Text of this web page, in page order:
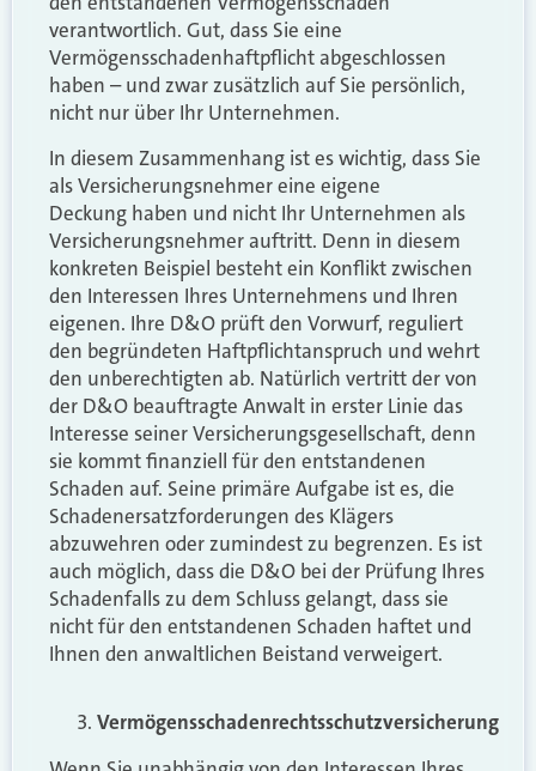
verantwortlich. Gut, dass Sie eine
Vermögensschadenhaftpflicht abgeschlossen
haben – und zwar zusätzlich auf Sie persönlich,
nicht nur über Ihr Unternehmen.
In diesem Zusammenhang ist es wichtig, dass Sie
als Versicherungsnehmer eine eigene
Deckung haben und nicht Ihr Unternehmen als
Versicherungsnehmer auftritt. Denn in diesem
konkreten Beispiel besteht ein Konflikt zwischen
den Interessen Ihres Unternehmens und Ihren
eigenen. Ihre D&O prüft den Vorwurf, reguliert
den begründeten Haftpflichtanspruch und wehrt
den unberechtigten ab. Natürlich vertritt der von
der D&O beauftragte Anwalt in erster Linie das
Interesse seiner Versicherungsgesellschaft, denn
sie kommt finanziell für den entstandenen
Schaden auf. Seine primäre Aufgabe ist es, die
Schadenersatzforderungen des Klägers
abzuwehren oder zumindest zu begrenzen. Es ist
auch möglich, dass die D&O bei der Prüfung Ihres
Schadenfalls zu dem Schluss gelangt, dass sie
nicht für den entstandenen Schaden haftet und
Ihnen den anwaltlichen Beistand verweigert.
Vermögensschadenrechtsschutzversicherung